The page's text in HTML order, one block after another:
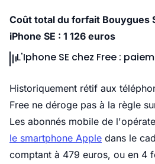
Coût total du forfait Bouygues
iPhone SE : 1 126 euros
L'Iphone SE chez Free :
Historiquement rétif aux
Free ne déroge pas à la règle
Les abonnés mobile de
le smartphone Apple dans le
comptant à 479 euros, ou en 4